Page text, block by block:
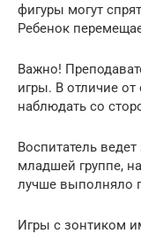
фигуры могут
Ребенок
Важно!
игры. В отличие от
наблюдать со
Воспитатель
младшей группе,
лучше выполняло
Игры с зонтиком